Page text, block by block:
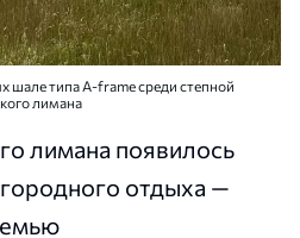
шале типа A-frame среди степной
лимана
лимана появилось
отдыха —